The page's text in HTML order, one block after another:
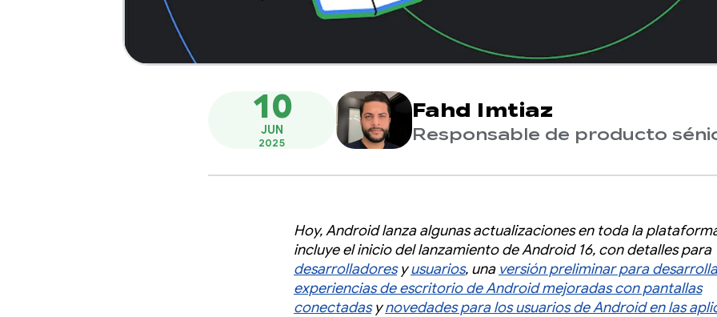
10
JUN
2025
Fahd Imtiaz
Responsable de producto
Hoy, Android lanza algunas actualizaciones en toda la
incluye el inicio del lanzamiento de Android 16, con detalles para
desarrolladoresyusuarios, una versión preliminar para
experiencias de escritorio de Android mejoradas con pantallas
conectadasynovedades para los usuarios de Android en las